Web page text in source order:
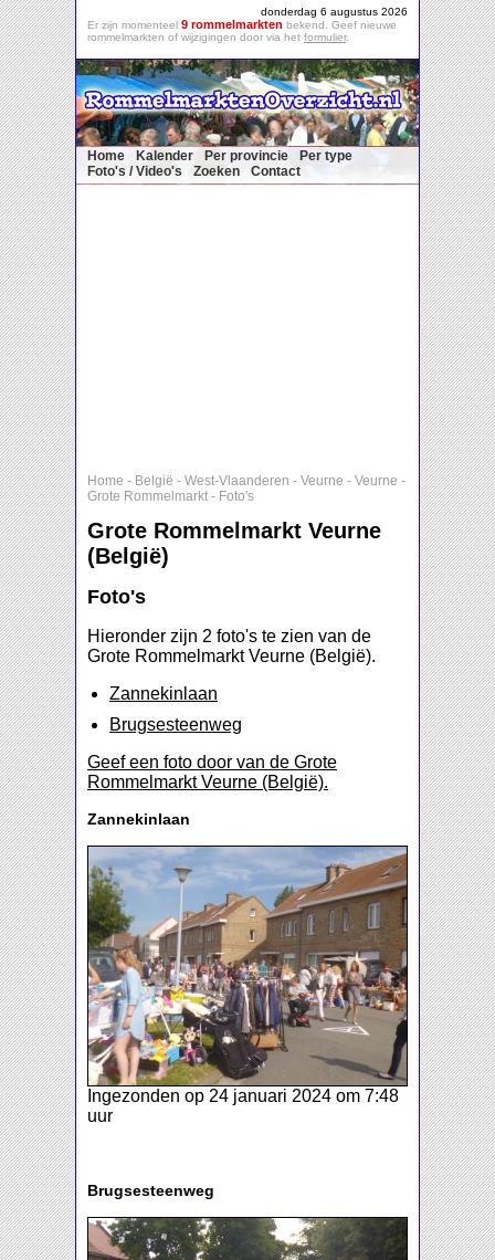
donderdag 6 augustus 2026
Er zijn momenteel 9 rommelmarkten bekend. Geef nieuwe
rommelmarkten of wijzigingen door via het formulier.
Home Kalender Per provincie
Per type
Foto's / Video's
Zoeken Contact
Home - België - West-Vlaanderen - Veurne - Veurne -
Grote Rommelmarkt - Foto's
Grote Rommelmarkt Veurne
(België)
Foto's
Hieronder zijn 2 foto's te zien van de
Grote Rommelmarkt Veurne (België).
Zannekinlaan
Brugsesteenweg
Geef een foto door van de Grote
Rommelmarkt Veurne (België).
Zannekinlaan
Ingezonden op 24 januari 2024 om 7:48
uur
Brugsesteenweg